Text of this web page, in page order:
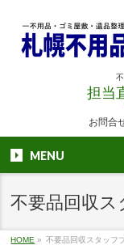
担当
お問合
MENU
不要品回収
HOME » 不要品回収スタッフ